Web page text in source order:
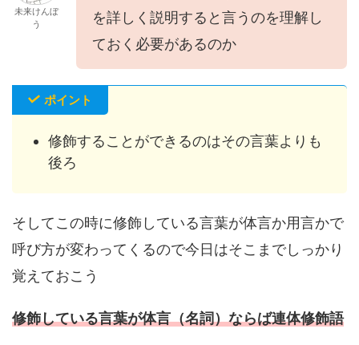
未来けんぼ
う
を詳しく説明すると言うのを理解し
ておく必要があるのか
ポイント
修飾することができるのはその言葉よりも
後ろ
そしてこの時に修飾している言葉が体言か用言かで
呼び方が変わってくるので今日はそこまでしっかり
覚えておこう
修飾している言葉が体言（名詞）ならば連体修飾語